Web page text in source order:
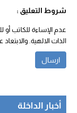
شروط التعليق :
عدم الإساءة للكاتب
الذات الالهية.
أخبار الداخلة